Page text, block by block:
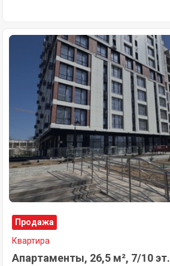
Продажа
Квартира
Апартаменты, 26,5 м², 7/10 эт.